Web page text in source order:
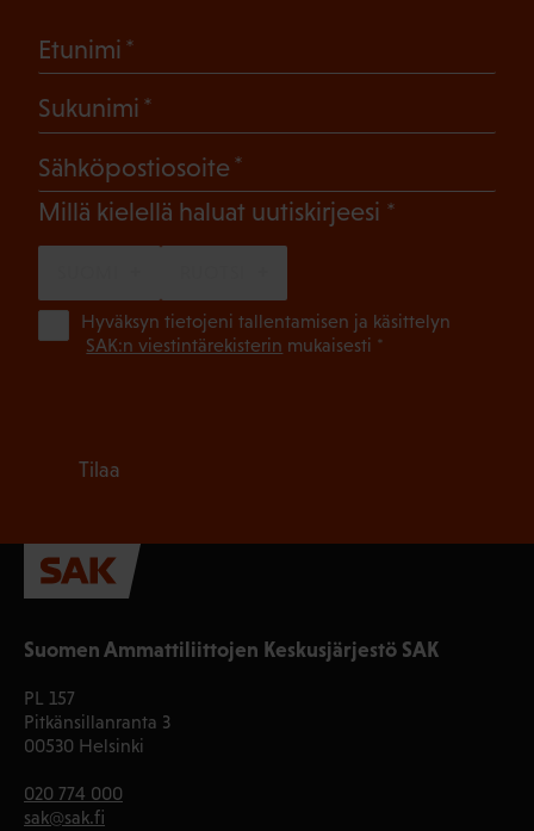
Suomen Ammattiliittojen Keskusjärjestö SAK
PL 157
Pitkänsillanranta 3
00530 Helsinki
020 774 000
sak@sak.fi
Etunimi
Sukunimi
Sähköpostiosoite
Millä kielellä haluat uutiskirjeesi (Pakollinen)
Hyväksyn tietojeni tallentamisen ja käsittelyn
SAK:n viestintärekisterin mukaisesti *
Tilaa